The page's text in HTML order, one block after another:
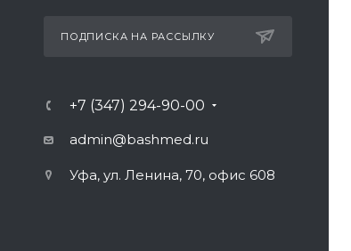
ПОДПИСКА НА РАССЫЛКУ
+7 (347) 294-90-00
admin@bashmed.ru
Уфа, ул. Ленина, 70, офис 608